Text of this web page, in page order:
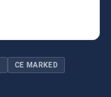
CE MARKED